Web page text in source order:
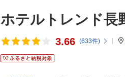
ホテルトレンド長
3.66 (633件)